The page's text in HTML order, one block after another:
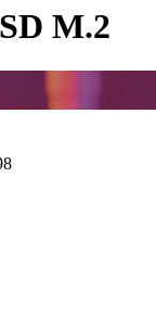
M.2